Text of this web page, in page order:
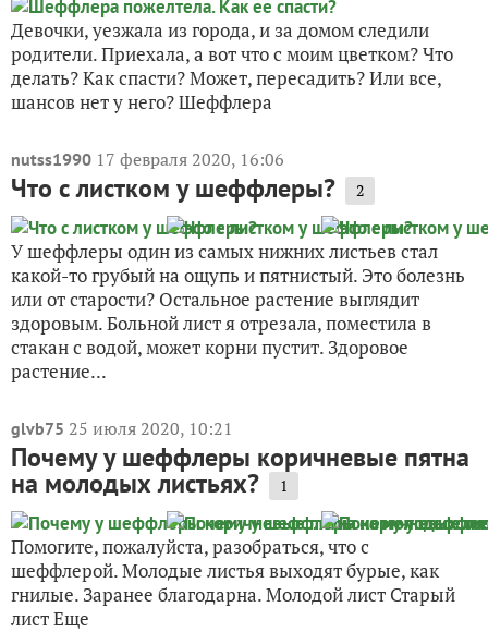
Девочки, уезжала из города, и за домом следили
родители. Приехала, а вот что с моим цветком? Что
делать? Как спасти? Может, пересадить? Или все,
шансов нет у него? Шеффлера
nutss1990 17 февраля 2020, 16:06
Что с листком у шеффлеры? 2
У шеффлеры один из самых нижних листьев стал
какой-то грубый на ощупь и пятнистый. Это болезнь
или от старости? Остальное растение выглядит
здоровым. Больной лист я отрезала, поместила в
стакан с водой, может корни пустит. Здоровое
растение...
glvb75 25 июля 2020, 10:21
Почему у шеффлеры коричневые пятна
на молодых листьях? 1
Помогите, пожалуйста, разобраться, что с
шеффлерой. Молодые листья выходят бурые, как
гнилые. Заранее благодарна. Молодой лист Старый
лист Еще